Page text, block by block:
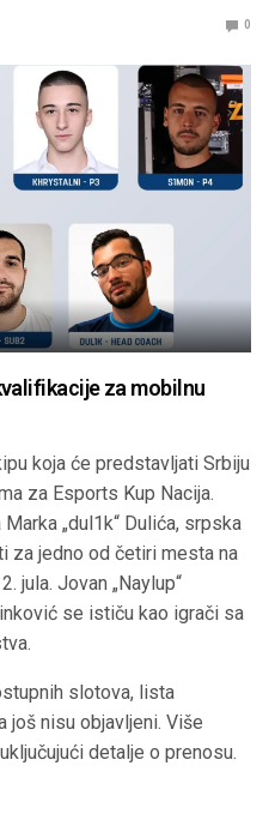
0
za mobilnu
koja će predstavljati Srbiju
za Esports Kup Nacija.
„dul1k“ Dulića, srpska
za jedno od četiri mesta na
jula. Jovan „Naylup“
se ističu kao igrači sa
slotova, lista
još nisu objavljeni. Više
detalje o prenosu.